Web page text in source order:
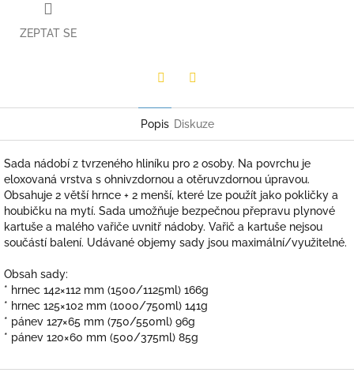
ZEPTAT SE
Popis Diskuze
Sada nádobí z tvrzeného hliníku pro 2 osoby. Na povrchu je
eloxovaná vrstva s ohnivzdornou a otěruvzdornou úpravou.
Obsahuje 2 větší hrnce + 2 menší, které lze použít jako pokličky a
houbičku na mytí. Sada umožňuje bezpečnou přepravu plynové
kartuše a malého vařiče uvnitř nádoby. Vařič a kartuše nejsou
součástí balení. Udávané objemy sady jsou maximální/vyu­žitelné.
Obsah sady:
* hrnec 142×112 mm (1500/1125ml) 166g
* hrnec 125×102 mm (1000/750ml) 141g
* pánev 127×65 mm (750/550ml) 96g
* pánev 120×60 mm (500/375ml) 85g